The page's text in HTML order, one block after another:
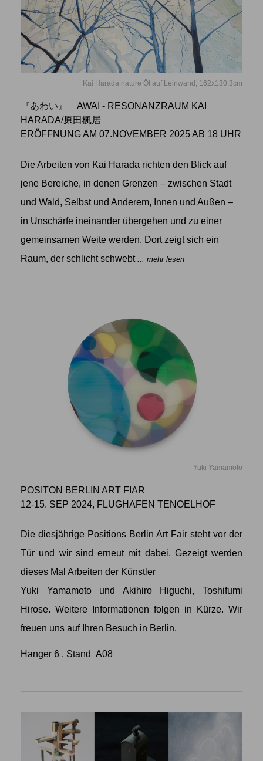
Kai Harada nature Öl auf Leinwand, 162x130.3cm
『あわい』 AWAI - RESONANZRAUM KAI
HARADA/原田楓居
ERÖFFNUNG AM 07.NOVEMBER 2025 AB 18 UHR
Die Arbeiten von Kai Harada richten den Blick auf
jene Bereiche, in denen Grenzen – zwischen Stadt
und Wald, Selbst und Anderem, Innen und Außen –
in Unschärfe ineinander übergehen und zu einer
gemeinsamen Weite werden. Dort zeigt sich ein
Raum, der schlicht schwebt
... mehr lesen
Yuki Yamamoto
POSITON BERLIN ART FIAR
12-15. SEP 2024, FLUGHAFEN TENOELHOF
Die diesjährige Positions Berlin Art Fair steht vor der
Tür und wir sind erneut mit dabei. Gezeigt werden
dieses Mal Arbeiten der Künstler
Yuki Yamamotound Akihiro Higuchi,Toshifumi
Hirose. Weitere Informationen folgen in Kürze. Wir
freuen uns auf Ihren Besuch in Berlin.
Hanger 6 , Stand A08